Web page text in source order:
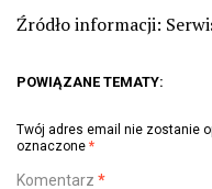
Źródło informacji:
POWIĄZANE TEMATY:
Twój adres email nie zostanie
oznaczone *
Komentarz *